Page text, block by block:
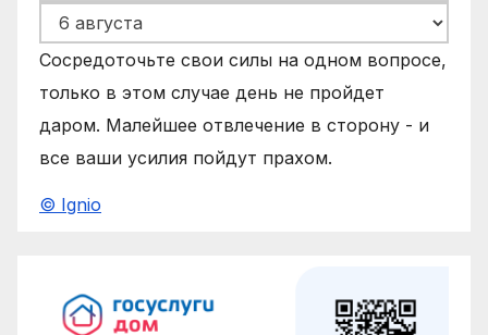
Сосредоточьте свои силы на одном вопросе,
только в этом случае день не пройдет
даром. Малейшее отвлечение в сторону - и
все ваши усилия пойдут прахом.
© Ignio